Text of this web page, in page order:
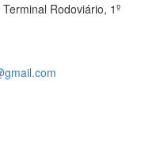
Rodoviário, 1º